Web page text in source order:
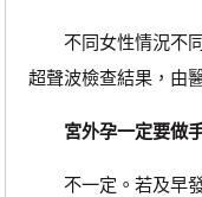
不同女性情況不同
超聲波檢查結果，由
宮外孕一定要做
不一定。若及早發